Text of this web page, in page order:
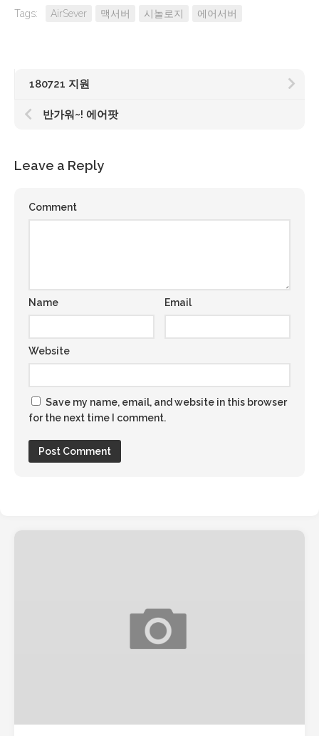
Tags: AirSever 맥서버 시놀로지 에어서버
180721 지원
반가워~! 에어팟
Leave a Reply
Comment
Name Email
Website
Save my name, email, and website in this browser
for the next time I comment.